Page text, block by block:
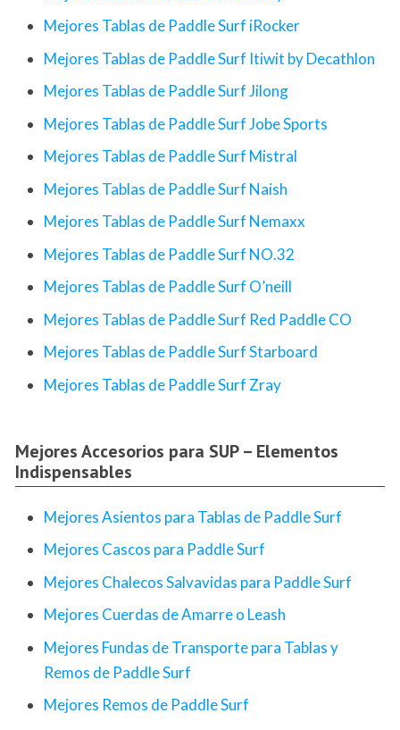
Mejores Tablas de Paddle Surf iRocker
Mejores Tablas de Paddle Surf Itiwit by Decathlon
Mejores Tablas de Paddle Surf Jilong
Mejores Tablas de Paddle Surf Jobe Sports
Mejores Tablas de Paddle Surf Mistral
Mejores Tablas de Paddle Surf Naish
Mejores Tablas de Paddle Surf Nemaxx
Mejores Tablas de Paddle Surf NO.32
Mejores Tablas de Paddle Surf O’neill
Mejores Tablas de Paddle Surf Red Paddle CO
Mejores Tablas de Paddle Surf Starboard
Mejores Tablas de Paddle Surf Zray
Mejores Accesorios para SUP – Elementos
Indispensables
Mejores Asientos para Tablas de Paddle Surf
Mejores Cascos para Paddle Surf
Mejores Chalecos Salvavidas para Paddle Surf
Mejores Cuerdas de Amarre o Leash
Mejores Fundas de Transporte para Tablas y
Remos de Paddle Surf
Mejores Remos de Paddle Surf